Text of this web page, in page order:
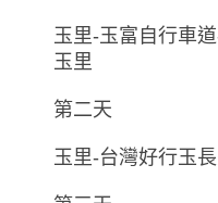
玉里-玉富自行車
玉里
第二天
玉里-台灣好行玉